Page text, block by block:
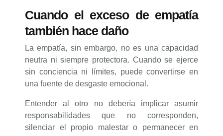
Cuando el exceso de empatía
también hace daño
La empatía, sin embargo, no es una capacidad
neutra ni siempre protectora. Cuando se ejerce
sin conciencia ni límites, puede convertirse en
una fuente de desgaste emocional.
Entender al otro no debería implicar asumir
responsabilidades que no corresponden,
silenciar el propio malestar o permanecer en